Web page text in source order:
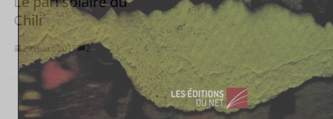
Chili
29 mars 2017 2